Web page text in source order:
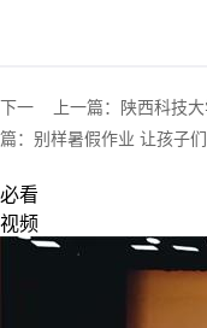
上一篇： 陕西科技
下一
篇： 别样暑假作业 让孩子
必看
视频